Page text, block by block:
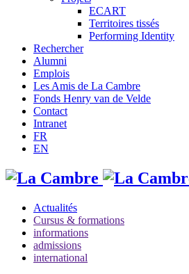
ECART
Territoires tissés
Performing Identity
Rechercher
Alumni
Emplois
Les Amis de La Cambre
Fonds Henry van de Velde
Contact
Intranet
FR
EN
Actualités
Cursus & formations
informations
admissions
international